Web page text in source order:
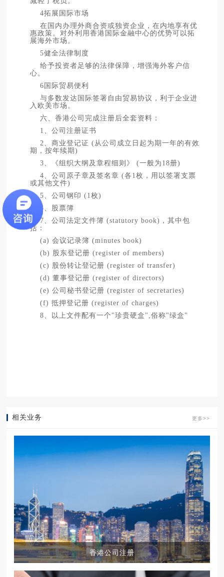
4拓展国际市场
在国内办理外商合资或独资企业，在内地享有优
惠政策。对外利用香港国际金融中心的优势可以拓
展海外市场。
5健全法律制度
给予投资者足够的法律保障，增强海外客户信
心。
6国际贸易便利
与多数发达国际签署自由贸易协议，利于企业进
入欧美市场。
六、香港公司完成注册后全套资料：
1、公司注册证书
2、商业登记证 (从公司成立日起为期一年的有效
期，按年续期)
3、《组织大纲及章程细则》 (一般为18册)
4、公司原子章及签名章 (各1枚，用以签署支票
或其他文件)
5、公司钢印 (1枚)
6、股票簿
7、公司法定文件簿 (statutory book)，其中包
括：
(a) 会议记录簿 (minutes book)
(b) 股东登记册 (register of members)
(c) 股份转让登记册 (register of transfer)
(d) 董事登记册 (register of directors)
(e) 公司秘书登记册 (register of secretaries)
(f) 抵押登记册 (register of charges)
8、以上文件配有一个"珍贵硬盒",俗称"绿盒"
相关业务 更多>>
香港公司注册